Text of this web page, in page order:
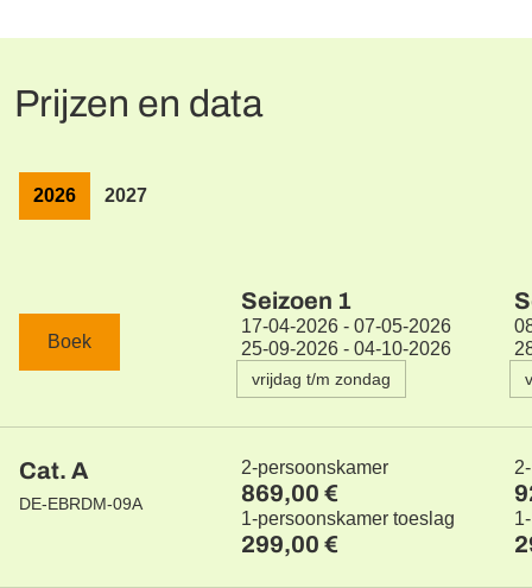
Prijzen en data
2026 2027
Boek
Cat. A
DE-EBRDM-09A
Seizoen 1
17-04-2026 - 07-05-2026
25-09-2026 - 04-10-2026
vrijdag t/m zondag
2-persoonskamer
869,00 €
1-persoonskamer toeslag
299,00 €